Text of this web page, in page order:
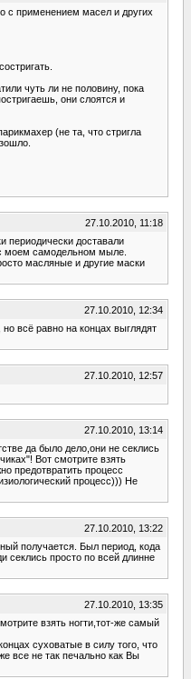
с применением масел и других
чуть ли не половину, пока
они слоятся и
(не та, что стригла
27.10.2010, 11:18
периодически доставали
моем самодельном мыле.
масляные и другие маски
27.10.2010, 12:34
всё равно на концах выглядят
27.10.2010, 12:57
27.10.2010, 13:14
да было дело,они не секлись
Вот смотрите взять
предотвратить процесс
процесс))) Не
27.10.2010, 13:22
получается. Был период, кода
секлись просто по всей длинне
27.10.2010, 13:35
взять ногти,тот-же самый
суховатые в силу того, что
все не так печально как Вы